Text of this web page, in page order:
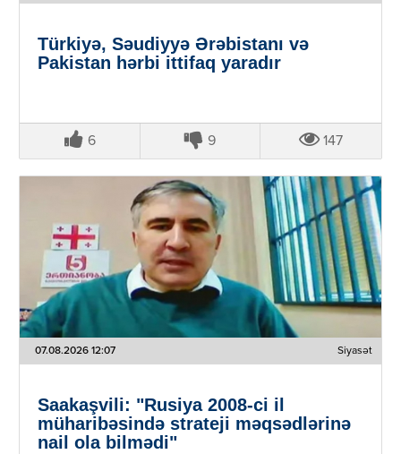
Türkiyə, Səudiyyə Ərəbistanı və
Pakistan hərbi ittifaq yaradır
6 9 147
07.08.2026 12:07 Siyasət
Saakaşvili: "Rusiya 2008-ci il
müharibəsində strateji məqsədlərinə
nail ola bilmədi"